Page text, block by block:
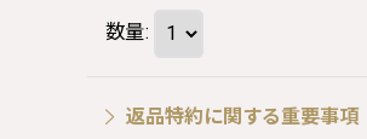
数量:
返品特約に関する重要事項